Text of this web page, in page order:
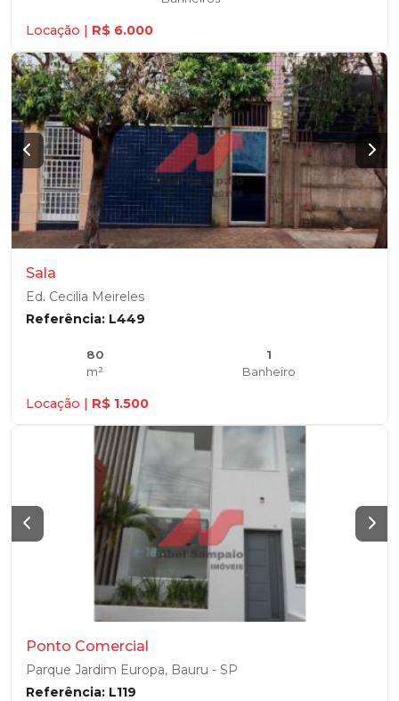
Locação | R$ 6.000
Sala
Ed. Cecilia Meireles
Referência: L449
80
m²
1
Banheiro
Locação | R$ 1.500
Ponto Comercial
Parque Jardim Europa, Bauru - SP
Referência: L119